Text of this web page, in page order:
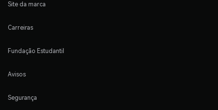
Site da marca
Carreiras
Fundação Estudantil
Avisos
Segurança